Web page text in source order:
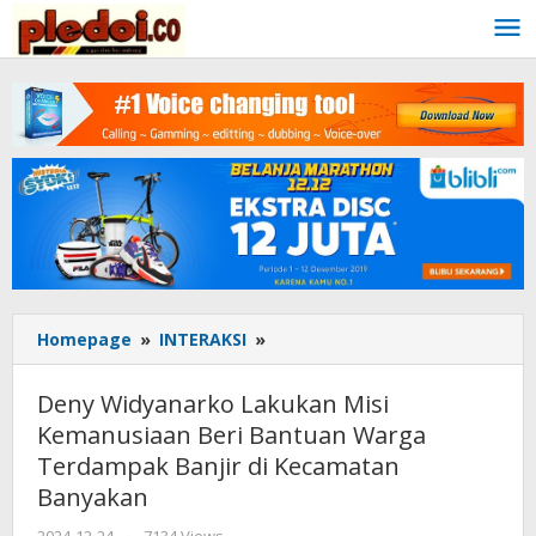
content
Homepage » INTERAKSI »
Widyanarko
Lakukan
Misi
Kemanusiaan
Beri
Deny Widyanarko Lakukan Misi
Kemanusiaan Beri Bantuan Warga
Terdampak Banjir di Kecamatan
Banyakan